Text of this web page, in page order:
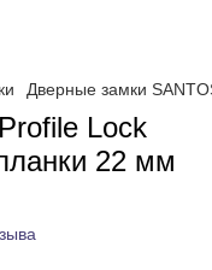
Дверные замки
Lock
22 мм